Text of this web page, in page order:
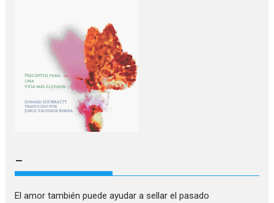
–
El amor también puede ayudar a sellar el pasado